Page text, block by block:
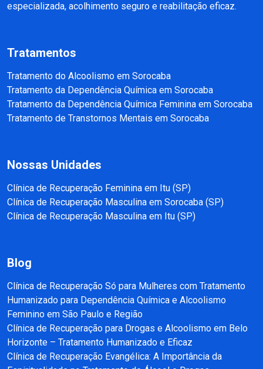
especializada, acolhimento seguro e reabilitação eficaz.
Tratamentos
Tratamento do Alcoolismo em Sorocaba
Tratamento da Dependência Química em Sorocaba
Tratamento da Dependência Química Feminina em Sorocaba
Tratamento de Transtornos Mentais em Sorocaba
Nossas Unidades
Clínica de Recuperação Feminina em Itu (SP)
Clínica de Recuperação Masculina em Sorocaba (SP)
Clínica de Recuperação Masculina em Itu (SP)
Blog
Clínica de Recuperação Só para Mulheres com Tratamento
Humanizado para Dependência Química e Alcoolismo
Feminino em São Paulo e Região
Clínica de Recuperação para Drogas e Alcoolismo em Belo
Horizonte – Tratamento Humanizado e Eficaz
Clínica de Recuperação Evangélica: A Importância da